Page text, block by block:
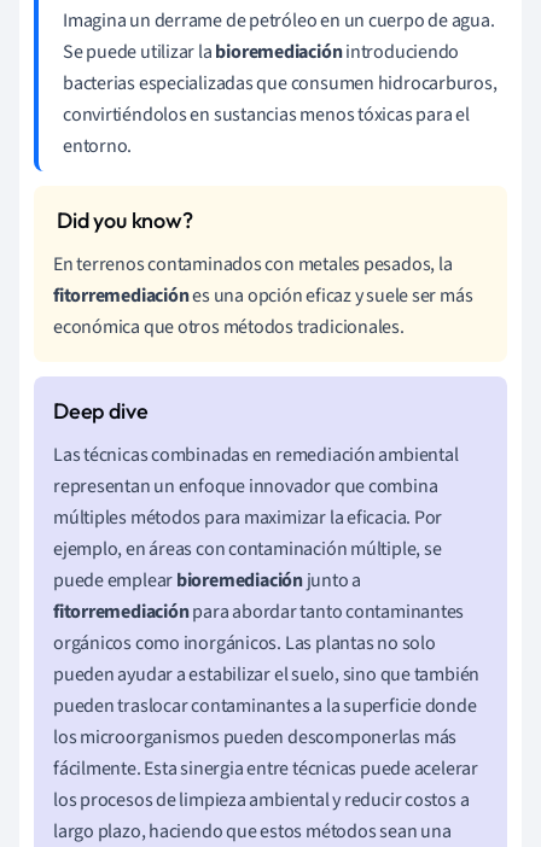
Imagina un derrame de petróleo en un cuerpo de agua.
Se puede utilizar labioremediaciónintroduciendo
bacterias especializadas que consumen hidrocarburos,
convirtiéndolos en sustancias menos tóxicas para el
entorno.
En terrenos contaminados con metales pesados, la
fitorremediaciónes una opción eficaz y suele ser más
económica que otros métodos tradicionales.
Las técnicas combinadas en remediación ambiental
representan un enfoque innovador que combina
múltiples métodos para maximizar la eficacia. Por
ejemplo, en áreas con contaminación múltiple, se
puede emplearbioremediaciónjunto a
fitorremediaciónpara abordar tanto contaminantes
orgánicos como inorgánicos. Las plantas no solo
pueden ayudar a estabilizar el suelo, sino que también
pueden traslocar contaminantes a la superficie donde
los microorganismos pueden descomponerlas más
fácilmente. Esta sinergia entre técnicas puede acelerar
los procesos de limpieza ambiental y reducir costos a
largo plazo, haciendo que estos métodos sean una